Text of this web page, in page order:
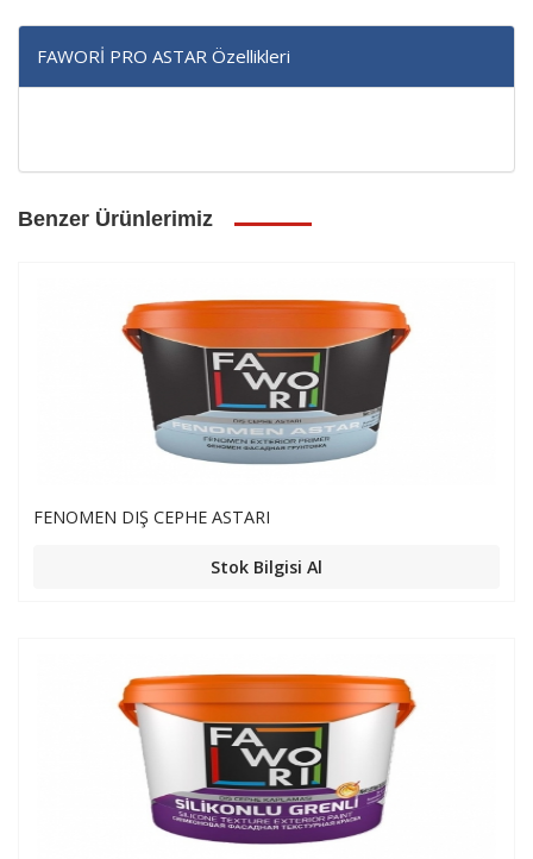
FAWORİ PRO ASTAR Özellikleri
Benzer Ürünlerimiz
FENOMEN DIŞ CEPHE ASTARI
Stok Bilgisi Al